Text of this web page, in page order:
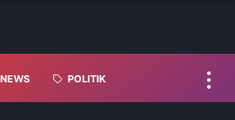
NEWS POLITIK